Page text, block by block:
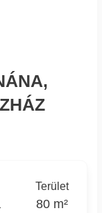
Terület
80 m²